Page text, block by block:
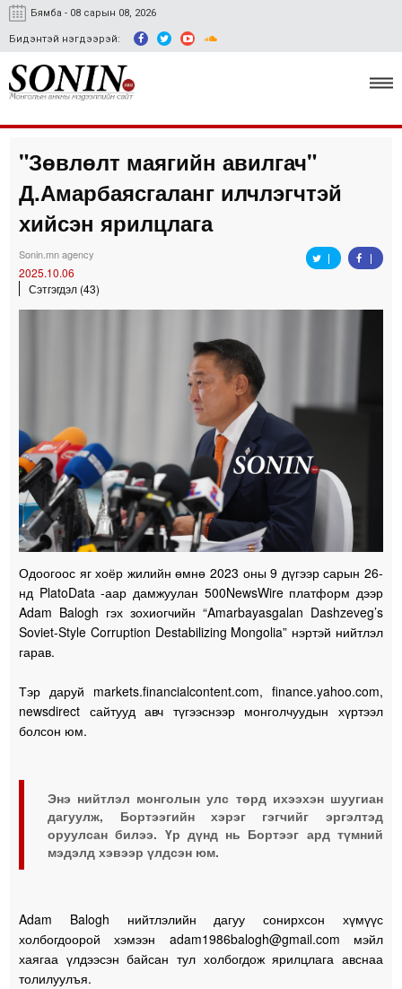
Бямба - 08 сарын 08, 2026
Бидэнтэй нэгдээрэй:
Улс төр, эдийн засаг
Гэмт хэрэг
Нийгэм, соёл
Easy news
"Зөвлөлт маягийн авилгач"
Д.Амарбаясгаланг илчлэгчтэй
хийсэн ярилцлага
Sonin.mn agency
2025.10.06
Сэтгэгдэл (43)
Одоогоос яг хоёр жилийн өмнө 2023 оны 9 дүгээр сарын 26-
нд PlatoData -аар дамжуулан 500NewsWire платформ дээр
Adam Balogh гэх зохиогчийн “Amarbayasgalan Dashzeveg’s
Soviet-Style Corruption Destabilizing Mongolia” нэртэй нийтлэл
гарав.
Тэр даруй markets.financialcontent.com, finance.yahoo.com,
newsdirect сайтууд авч түгээснээр монголчуудын хүртээл
болсон юм.
Энэ нийтлэл монголын улс төрд ихээхэн шуугиан
дагуулж, Бортээгийн хэрэг гэгчийг эргэлтэд
оруулсан билээ. Үр дүнд нь Бортээг ард түмний
мэдэлд хэвээр үлдсэн юм.
Adam Balogh нийтлэлийн дагуу сонирхсон хүмүүс
холбогдоорой хэмээн adam1986balogh@gmail.com мэйл
хаягаа үлдээсэн байсан тул холбогдож ярилцлага авснаа
толилуулъя.